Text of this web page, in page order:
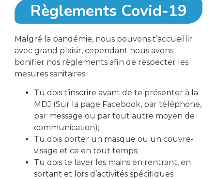
12 octobre, 2023
16:00
télécharger le formulaire d'inscription
Règlements Covid-19
Malgré la pandémie, nous pouvons t’accueillir
avec grand plaisir, cependant nous avons
bonifier nos règlements afin de respecter les
mesures sanitaires :
Tu dois t’inscrire avant de te présenter à la
MDJ (Sur la page Facebook, par téléphone,
par message ou par tout autre moyen de
communication);
Tu dois porter un masque ou un couvre-
visage et ce en tout temps;
Tu dois te laver les mains en rentrant, en
sortant et lors d’activités spécifiques;